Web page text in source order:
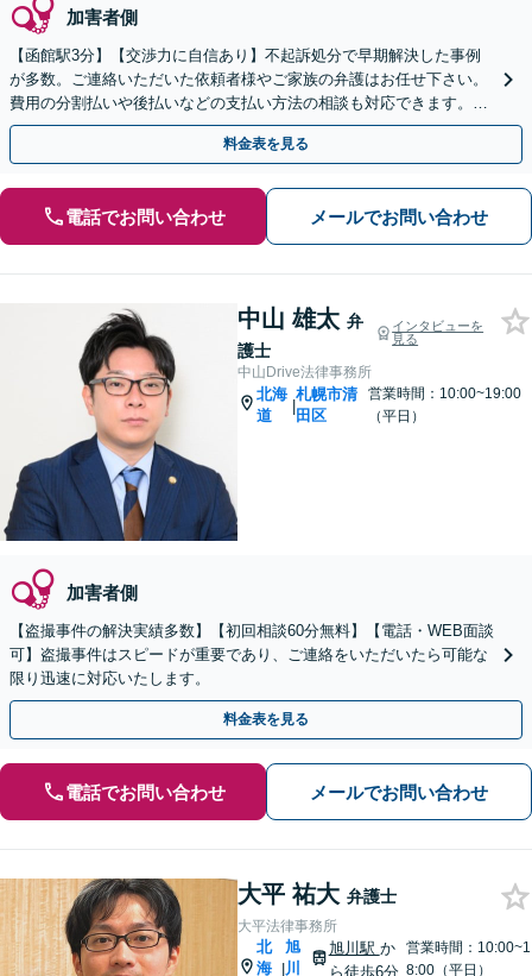
加害者側
【函館駅3分】【交渉力に自信あり】不起訴処分で早期解決した事例
が多数。ご連絡いただいた依頼者様やご家族の弁護はお任せ下さい。
費用の分割払いや後払いなどの支払い方法の相談も対応できます。
【初回面談無料】【即日対応】【夜間土日対応】
料金表を見る
電話でお問い合わせ メールでお問い合わせ
中山 雄太 弁
護士
インタビューを
見る
中山Drive法律事務所
北海
道
|
札幌市清
田区
営業時間：10:00~19:00
（平日）
加害者側
【盗撮事件の解決実績多数】【初回相談60分無料】【電話・WEB面談
可】盗撮事件はスピードが重要であり、ご連絡をいただいたら可能な
限り迅速に対応いたします。
料金表を見る
電話でお問い合わせ メールでお問い合わせ
大平 祐大 弁護士
大平法律事務所
北
海 |
旭
川
旭川駅 か
ら徒歩6分
営業時間：10:00~1
8:00（平日）